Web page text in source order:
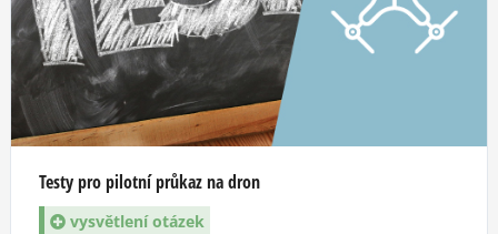
Testy pro pilotní průkaz na dron
vysvětlení otázek